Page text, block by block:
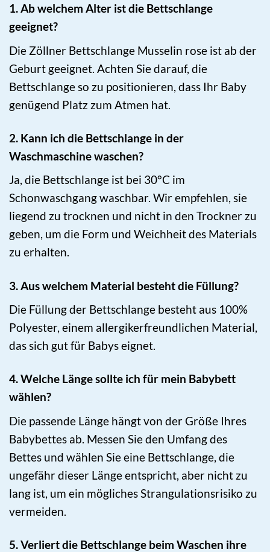
1. Ab welchem Alter ist die Bettschlange
geeignet?
Die Zöllner Bettschlange Musselin rose ist ab der
Geburt geeignet. Achten Sie darauf, die
Bettschlange so zu positionieren, dass Ihr Baby
genügend Platz zum Atmen hat.
2. Kann ich die Bettschlange in der
Waschmaschine waschen?
Ja, die Bettschlange ist bei 30°C im
Schonwaschgang waschbar. Wir empfehlen, sie
liegend zu trocknen und nicht in den Trockner zu
geben, um die Form und Weichheit des Materials
zu erhalten.
3. Aus welchem Material besteht die Füllung?
Die Füllung der Bettschlange besteht aus 100%
Polyester, einem allergikerfreundlichen Material,
das sich gut für Babys eignet.
4. Welche Länge sollte ich für mein Babybett
wählen?
Die passende Länge hängt von der Größe Ihres
Babybettes ab. Messen Sie den Umfang des
Bettes und wählen Sie eine Bettschlange, die
ungefähr dieser Länge entspricht, aber nicht zu
lang ist, um ein mögliches Strangulationsrisiko zu
vermeiden.
5. Verliert die Bettschlange beim Waschen ihre